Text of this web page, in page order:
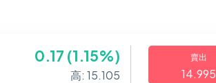
0.17 (1.15%)
高: 15.105
賣出
14.995